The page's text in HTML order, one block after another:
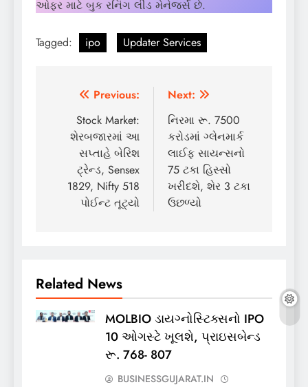
ઓફર માટે બુક રનિંગ લીડ મેનેજર્સ છે.
Tagged: ipo Updater Services
Post
navigation
Previous:
Stock Market:
શેરબજારમાં આ
સપ્તાહે બેરિશ
ટ્રેન્ડ, Sensex
1829, Nifty 518
પોઈન્ટ તૂટ્યો
Next:
નિરમા રૂ. 7500
કરોડમાં ગ્લેનમાર્ક
લાઈફ સાયન્સનો
75 ટકા હિસ્સો
ખરીદશે, શેર 3 ટકા
ઉછળ્યો
Related News
MOLBIO ડાયગ્નોસ્ટિક્સનો IPO
10 ઓગસ્ટે ખૂલશે, પ્રાઇસબેન્ડ
રૂ. 768- 807
BUSINESSGUJARAT.IN